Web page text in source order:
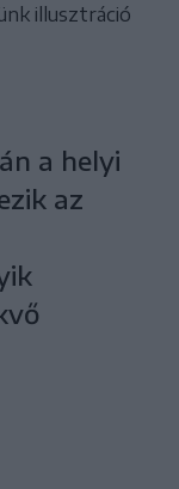
illusztráció
a helyi
az